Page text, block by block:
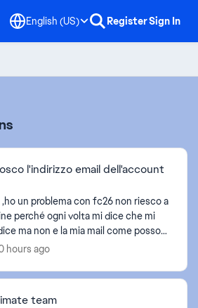
English (US) RegisterSign In
l'indirizzo email dell'account
,ho un problema con fc26 non riesco a
perché ogni volta mi dice che mi
ma non e la mia mail come posso
hours ago
team